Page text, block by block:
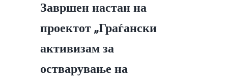
Завршен настан на
проектот „Граѓански
активизам за
остварување на